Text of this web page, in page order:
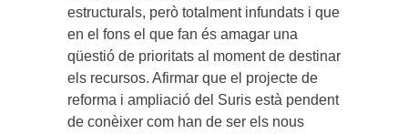
estructurals, però totalment infundats i que
en el fons el que fan és amagar una
qüestió de prioritats al moment de destinar
els recursos. Afirmar que el projecte de
reforma i ampliació del Suris està pendent
de conèixer com han de ser els nous